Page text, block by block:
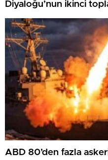
Diyaloğu’nun ikinci
gerçekleştirdi
ABD 80’den fazla